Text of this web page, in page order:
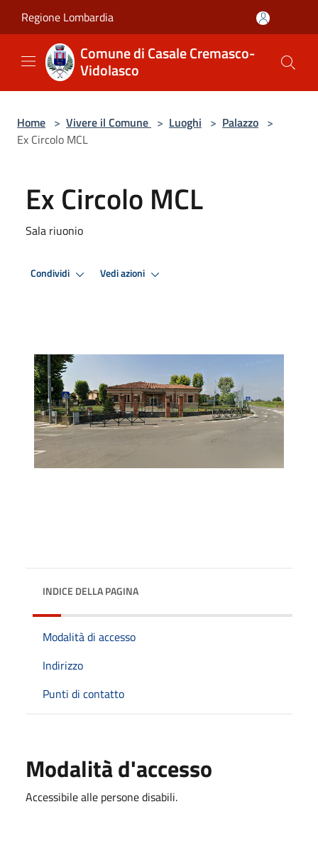
Regione Lombardia
Comune di Casale Cremasco-
Vidolasco
Home > Vivere il Comune > Luoghi > Palazzo >
Ex Circolo MCL
Ex Circolo MCL
Sala riuonio
Condividi Vedi azioni
INDICE DELLA PAGINA
Modalità di accesso
Indirizzo
Punti di contatto
Modalità d'accesso
Accessibile alle persone disabili.